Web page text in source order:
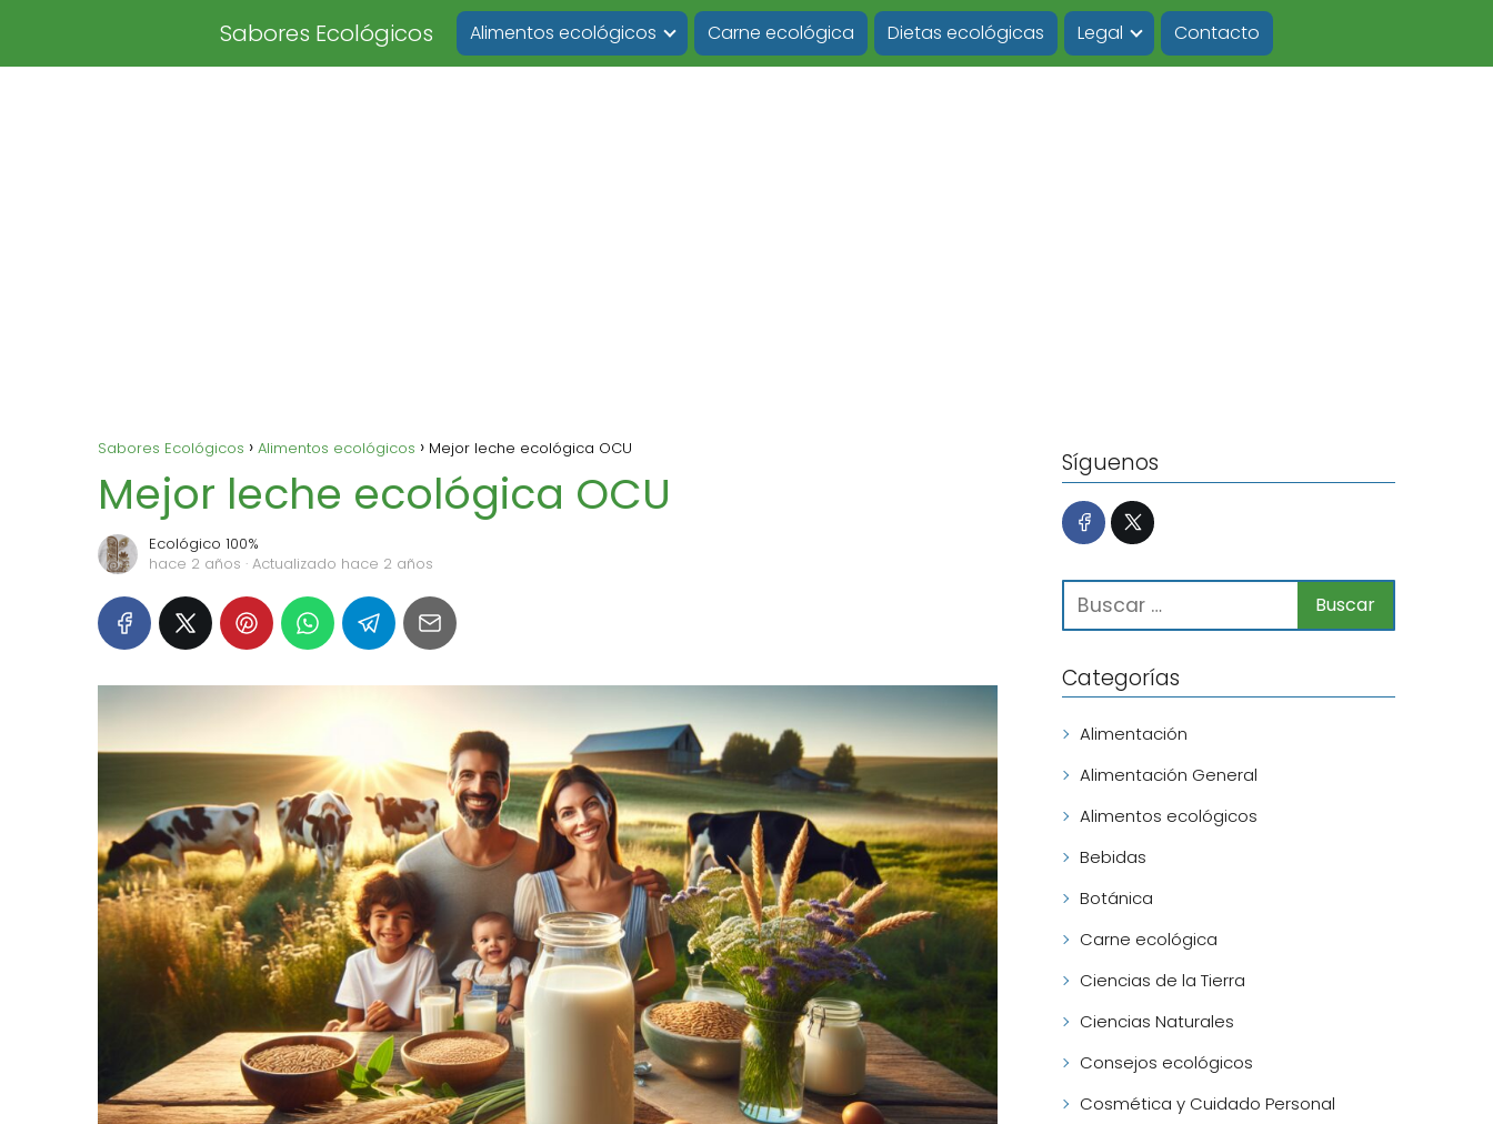
Sabores Ecológicos Alimentos ecológicos Carne ecológica Dietas ecológicas Legal Contacto
Sabores Ecológicos Alimentos ecológicos Mejor leche ecológica OCU
Mejor leche ecológica OCU
Ecológico 100%
hace 2 años · Actualizado hace 2 años
Síguenos
Categorías
Alimentación
Alimentación General
Alimentos ecológicos
Bebidas
Botánica
Carne ecológica
Ciencias de la Tierra
Ciencias Naturales
Consejos ecológicos
Cosmética y Cuidado Personal